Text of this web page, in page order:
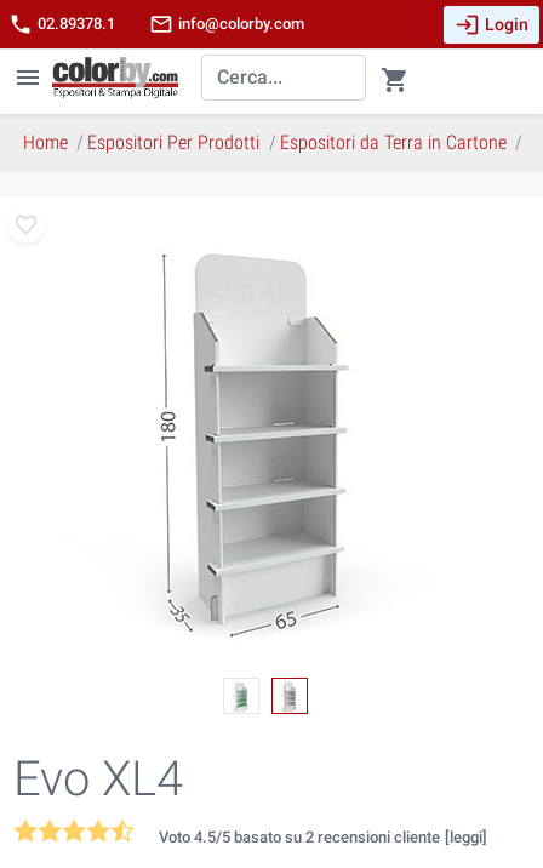
phone 02.89378.1 mail_outline info@colorby.com login Login
menu shopping_cart
Home Espositori Per Prodotti Espositori da Terra in Cartone
Evo XL4
Voto 4.5/5 basato su 2 recensioni cliente [leggi]